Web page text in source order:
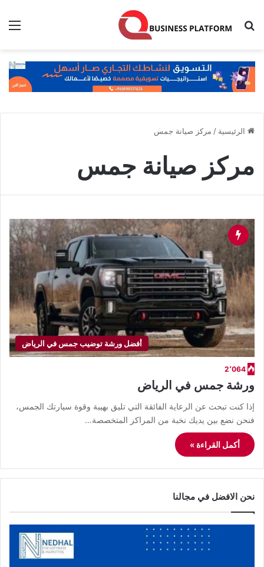
بحث عن
الرئيسية / مركز صيانة جمس
مركز صيانة جمس
أفضل ورشة توضيب جمس في الرياض
2٬064
ورشة جمس في الرياض
إذا كنت تبحث عن الرعاية الفائقة التي تليق بهيبة وقوة سيارتك الجمس،
فنحن نضع بين يديك نخبة من المراكز المتخصصة…
أكمل القراءة »
نحن الافضل في مجالنا